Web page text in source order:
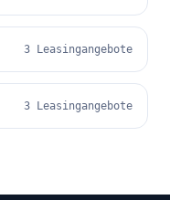
3 Leasingangebote
3 Leasingangebote